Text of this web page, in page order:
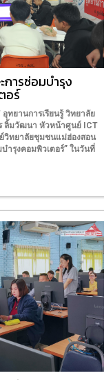
ารซ่อมบำรุง
อร์
ทยานการเรียนรู้ วิทยาลัย
ลิ้มวัฒนา หัวหน้าศูนย์ ICT
วิทยาลัยชุมชนแม่ฮ่องสอน
ำรุงคอมพิวเตอร์” ในวันที่